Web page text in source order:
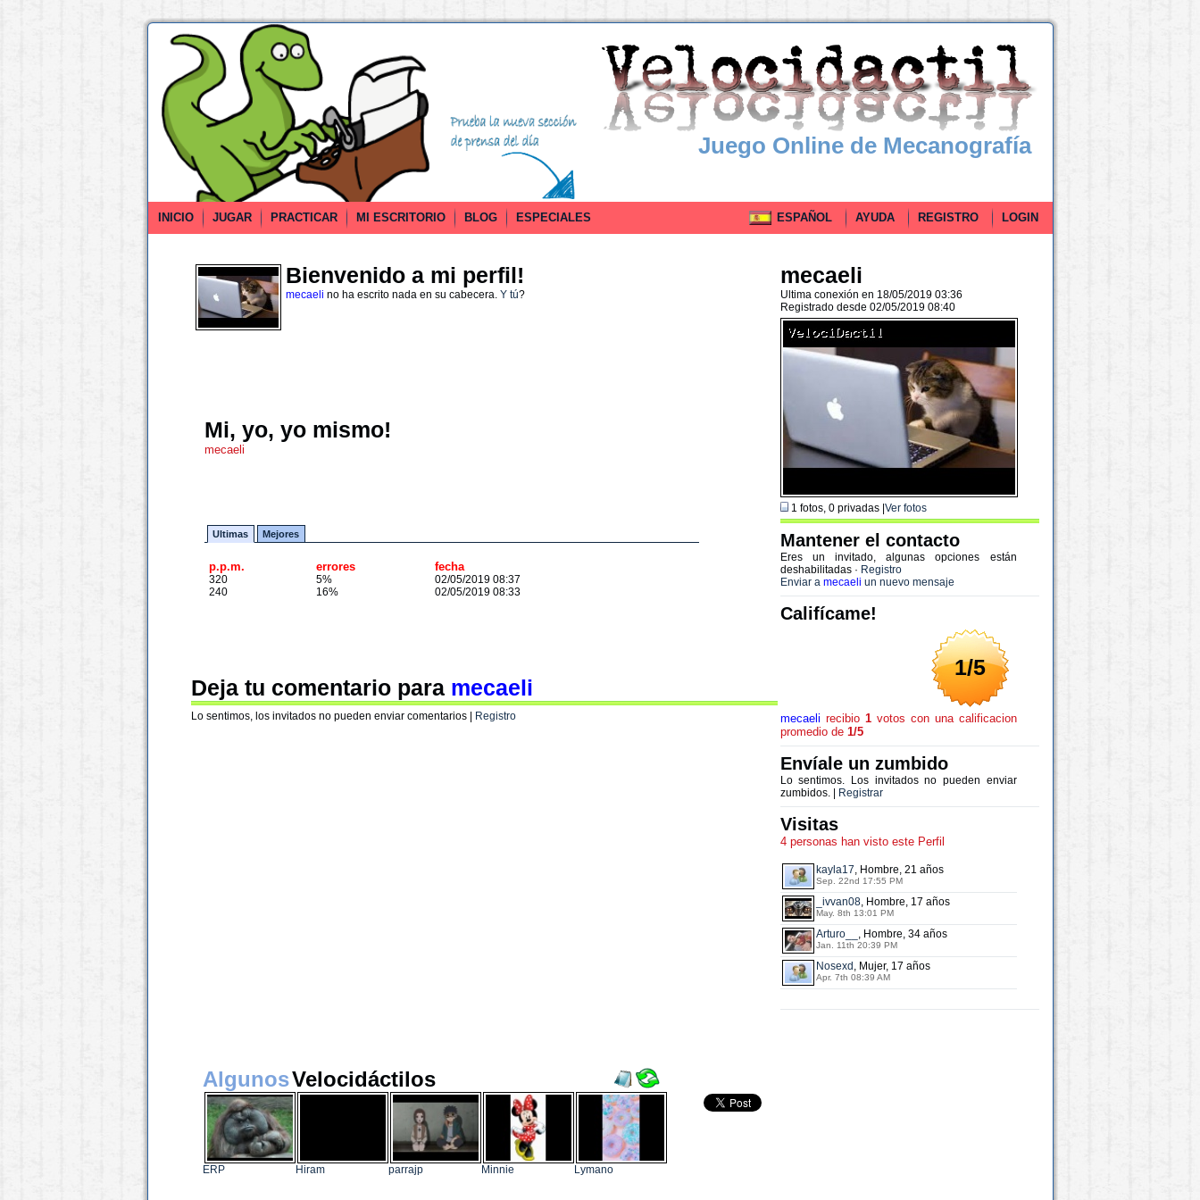
Juego Online de Mecanografía
INICIO JUGAR PRACTICAR MI ESCRITORIO BLOG ESPECIALES ESPAÑOL AYUDA REGISTRO LOGIN
Bienvenido a mi perfil!
mecaeli no ha escrito nada en su cabecera. Y tú?
Mi, yo, yo mismo!
mecaeli
Ultimas Mejores
p.p.m. errores fecha
320 5%
02/05/2019 08:37
240
16% 02/05/2019 08:33
Deja tu comentario para mecaeli
Lo sentimos, los invitados no pueden enviar comentarios | Registro
mecaeli
Ultima conexión en 18/05/2019 03:36
Registrado desde 02/05/2019 08:40
1 fotos, 0 privadas | Ver fotos
Mantener el contacto
Eres un invitado, algunas opciones están
deshabilitadas · Registro
Enviar a mecaeli un nuevo mensaje
Califícame!
1/5
mecaeli recibio 1votos con una calificacion
promedio de 1/5
Envíale un zumbido
Lo sentimos. Los invitados no pueden enviar
zumbidos. |
Registrar
Visitas
4 personas han visto este Perfil
kayla17, Hombre, 21 años
Sep. 22nd 17:55 PM
_ivvan08, Hombre, 17 años
May. 8th 13:01 PM
Arturo__ , Hombre, 34 años
Jan. 11th 20:39 PM
Nosexd , Mujer, 17 años
Apr. 7th 08:39 AM
AlgunosVelocidáctilos
ERP Hiram parrajp Minnie Lymano